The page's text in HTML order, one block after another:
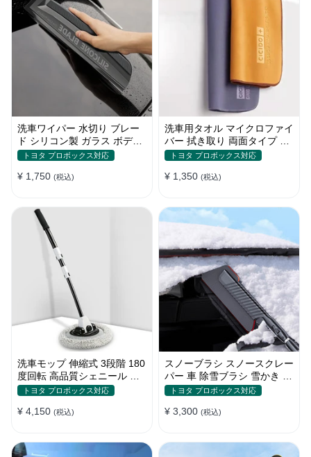
洗車ワイパー 水切り ブレー
ド シリコン製 ガラス ボディ
サイドミラー 家事用
トヨタ プロボックス対応
¥ 1,750 (税込)
洗車用タオル マイクロファイ
バー 拭き取り 両面タイプ 吸
水 速乾 2枚セット XS~ Lサイ
トヨタ プロボックス対応
¥ 1,350 (税込)
洗車モップ 伸縮式 3段階 180
度回転 高品質シェニール 傷
付け防止 車用ブラシ
トヨタ プロボックス対応
¥ 4,150 (税込)
スノーブラシ スノースクレー
パー 車 除雪ブラシ 雪かき 3
in 1 多機能 車用スノーブラシ
トヨタ プロボックス対応
¥ 3,300 (税込)